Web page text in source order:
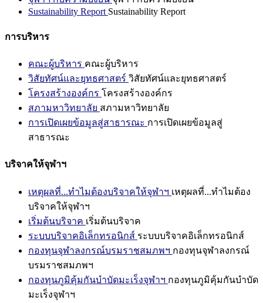
Sustainability Report Sustainability Report
การบริหาร
คณะผู้บริหาร คณะผู้บริหาร
วิสัยทัศน์และยุทธศาสตร์ วิสัยทัศน์และยุทธศาสตร์
โครงสร้างองค์กร โครงสร้างองค์กร
สภามหาวิทยาลัย สภามหาวิทยาลัย
การเปิดเผยข้อมูลสู่สาธารณะ การเปิดเผยข้อมูลสู่
สาธารณะ
บริจาคให้จุฬาฯ
เหตุผลที่...ทำไมต้องบริจาคให้จุฬาฯ เหตุผลที่...ทำไมต้อง
บริจาคให้จุฬาฯ
เริ่มต้นบริจาค เริ่มต้นบริจาค
ระบบบริจาคอิเล็กทรอนิกส์ ระบบบริจาคอิเล็กทรอนิกส์
กองทุนจุฬาลงกรณ์บรมราชสมภพฯ กองทุนจุฬาลงกรณ์
บรมราชสมภพฯ
กองทุนภูมิคุ้มกันบำบัดมะเร็งจุฬาฯ กองทุนภูมิคุ้มกันบำบัด
มะเร็งจุฬาฯ